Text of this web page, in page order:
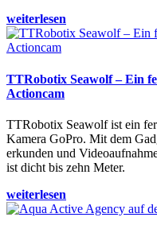
weiterlesen
TTRobotix Seawolf – Ein
Actioncam
TTRobotix Seawolf ist ein
Kamera GoPro. Mit dem
erkunden und
ist dicht bis zehn Meter.
weiterlesen